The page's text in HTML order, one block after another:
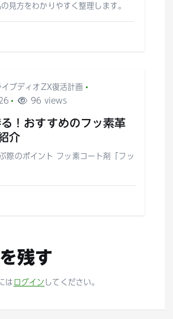
見方をわかりやすく整理します。
イブディオZX復活計画
96 views
！おすすめのフッ素革
介
際のポイント フッ素コート剤「フッ
残す
は ログイン してください。